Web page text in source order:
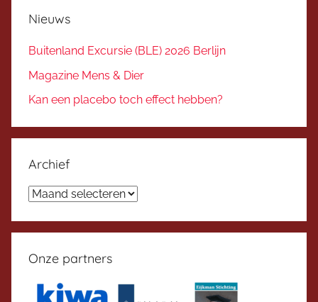
Nieuws
Buitenland Excursie (BLE) 2026 Berlijn
Magazine Mens & Dier
Kan een placebo toch effect hebben?
Archief
Archief
Onze partners